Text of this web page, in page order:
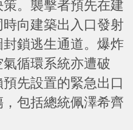
。襲擊者預先在建
向建築出入口發射
鎖逃生通道。爆炸
循環系統亦遭破
先設置的緊急出口
包括總統佩澤希齊